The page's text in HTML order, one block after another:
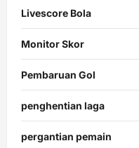
Livescore Bola
Monitor Skor
Pembaruan Gol
penghentian laga
pergantian pemain